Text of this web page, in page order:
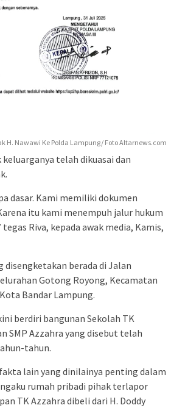
H. Nawawi Ke Polda Lampung/ Foto Altarnews.com
telah dikuasai dan
dasar. Kami memiliki dokumen
itu kami menempuh jalur hukum
Riva, kepada awak media, Kamis,
disengketakan berada di Jalan
Gotong Royong, Kecamatan
Bandar Lampung.
berdiri bangunan Sekolah TK
SMP Azzahra yang disebut telah
tahun.
lain yang dinilainya penting dalam
rumah pribadi pihak terlapor
TK Azzahra dibeli dari H. Doddy